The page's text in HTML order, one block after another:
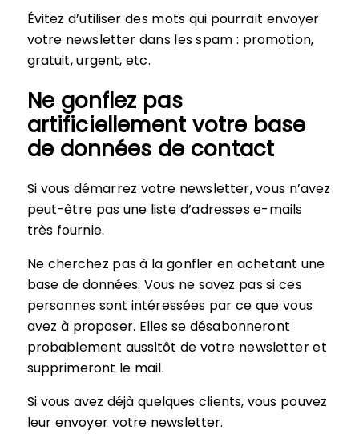
Évitez d’utiliser des mots qui pourrait envoyer
votre newsletter dans les spam : promotion,
gratuit, urgent, etc.
Ne gonflez pas
artificiellement votre base
de données de contact
Si vous démarrez votre newsletter, vous n’avez
peut-être pas une liste d’adresses e-mails
très fournie.
Ne cherchez pas à la gonfler en achetant une
base de données. Vous ne savez pas si ces
personnes sont intéressées par ce que vous
avez à proposer. Elles se désabonneront
probablement aussitôt de votre newsletter et
supprimeront le mail.
Si vous avez déjà quelques clients, vous pouvez
leur envoyer votre newsletter.